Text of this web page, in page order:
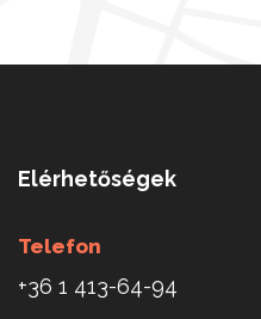
Elérhetőségek
Telefon
+36 1 413-64-94